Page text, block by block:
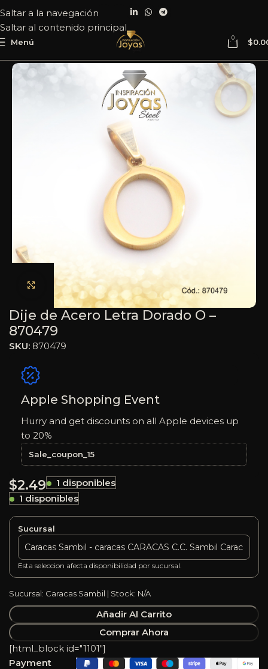
Saltar a la navegación
Saltar al contenido principal
Menú 0 $
Haga clic para ampliar
Dije de Acero Letra Dorado O –
870479
SKU: 870479
Apple Shopping Event
Hurry and get discounts on all Apple devices up
to 20%
Sale_coupon_15
$2.49
1 disponibles
1 disponibles
Sucursal
Esta seleccion afecta disponibilidad por sucursal.
Sucursal: Caracas Sambil | Stock: N/A
Añadir Al Carrito
Comprar Ahora
[html_block id="1101"]
Payment